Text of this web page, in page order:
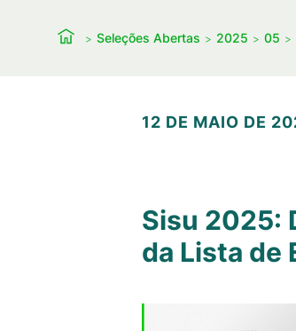
Seleções Abertas 2025 05
12 DE MAIO DE
Sisu 2025:
da Lista de